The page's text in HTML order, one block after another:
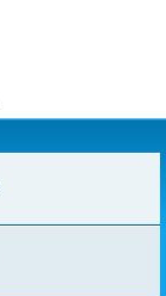
r